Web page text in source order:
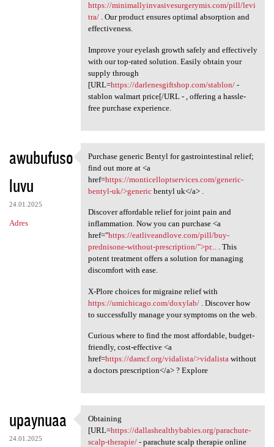
https://minimallyinvasivesurgerymis.com/pill/levi
tra/. Our product ensures optimal absorption and
effectiveness.
Improve your eyelash growth safely and effectively
with our top-rated solution. Easily obtain your
supply through
[URL=https://darlenesgiftshop.com/stablon/-
stablon walmart price[/URL - , offering a hassle-
free purchase experience.
awubufuso
luvu
24.01.2025
Adres
Purchase generic Bentyl for
Purchase generic Bentyl for gastrointestinal relief;
find out more at <a
href=https://monticelloptservices.com/generic-
bentyl-uk/>genericbentyl uk</a> .
Discover affordable relief for joint pain and
inflammation. Now you can purchase <a
href="https://eatliveandlove.com/pill/buy-
prednisone-without-prescription/">pr.... This
potent treatment offers a solution for managing
discomfort with ease.
X-Plore choices for migraine relief with
https://umichicago.com/doxylab/. Discover how
to successfully manage your symptoms on the web.
Curious where to find the most affordable, budget-
friendly, cost-effective <a
href=https://damcf.org/vidalista/>vidalistawithout
a doctors prescription</a> ? Explore
upaynuaa
24.01.2025
Obtaining [URL=https:/
Obtaining
[URL=https://dallashealthybabies.org/parachute-
scalp-therapie/- parachute scalp therapie online